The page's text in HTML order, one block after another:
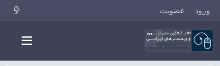
ورود عضویت